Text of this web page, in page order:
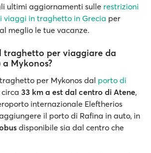
ultimi aggiornamenti sulle restrizioni
viaggi in traghetto in Grecia per
meglio le tue vacanze.
traghetto per viaggiare da
Mykonos?
per Mykonos dal porto di
33 km a est dal centro di Atene,
internazionale Eleftherios
il porto di Rafina in auto, in
disponibile sia dal centro che